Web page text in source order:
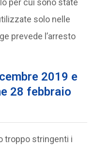
per cui sono state
solo nelle
prevede l’arresto
2019 e
28 febbraio
troppo stringenti i